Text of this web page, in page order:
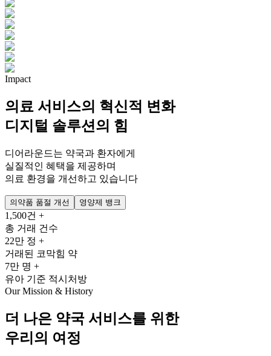
Impact
의료 서비스의 혁신적 변화
디지털 솔루션의 힘
디어라운드는 약국과 환자에게
실질적인 혜택을 제공하며
의료 환경을 개선하고 있습니다
의약품 품절 개선 영양제 뱅크
1,500건 +
총 거래 건수
22만 정 +
거래된 코막힘 약
7만 명 +
유아 기준 적시처방
Our Mission & History
더 나은 약국 서비스를 위한
우리의 여정